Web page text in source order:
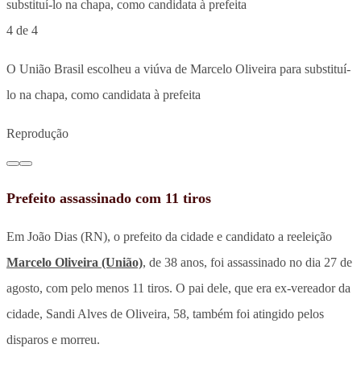
4 de 4
O União Brasil escolheu a viúva de Marcelo Oliveira para substituí-
lo na chapa, como candidata à prefeita
Reprodução
Prefeito assassinado com 11 tiros
Em João Dias (RN), o prefeito da cidade e candidato a reeleição
Marcelo Oliveira (União), de 38 anos, foi assassinado no dia 27 de
agosto, com pelo menos 11 tiros. O pai dele, que era ex-vereador da
cidade, Sandi Alves de Oliveira, 58, também foi atingido pelos
disparos e morreu.